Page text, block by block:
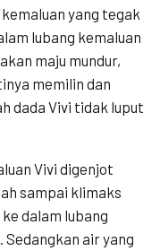
yang tegak
lubang kemaluan
maju mundur,
memilin dan
dada Vivi tidak luput
Vivi digenjot
sampai klimaks
dalam lubang
air yang